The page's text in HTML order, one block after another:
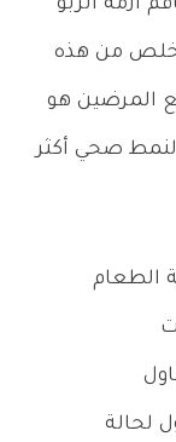
من هذه
المرضين هو
صحي أكثر
الطعام
لحالة